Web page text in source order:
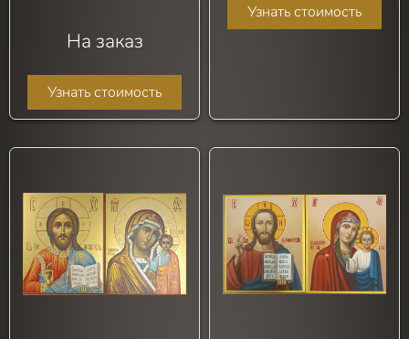
На заказ
Узнать стоимость
Узнать стоимость